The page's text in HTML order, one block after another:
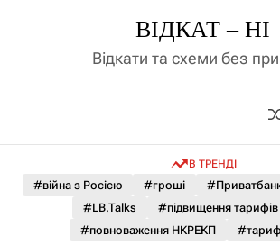
д
ВІДКАТ – НІ
Відкати та схеми без
В ТРЕНДІ
#війна з Росією #гроші
#LB.Talks
#підвищення тарифів
#повноваження НКРЕКП